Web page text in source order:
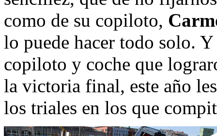
como de su copiloto,
lo puede hacer todo solo.
copiloto y coche que
la victoria final, este año
los triales en los que